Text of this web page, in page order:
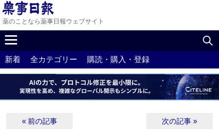
薬のことなら薬事日報ウェブサイト
新着 全カテゴリー 購読・購入・登録
« 前の記事 次の記事 »